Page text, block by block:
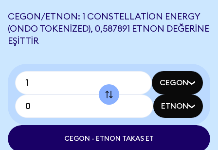
CEGON/ETNON: 1 CONSTELLATION ENERGY
(ONDO TOKENIZED), 0,587891 ETNON DEĞERINE
EŞITTIR
CEGON
ETNON
CEGON - ETNON TAKAS ET